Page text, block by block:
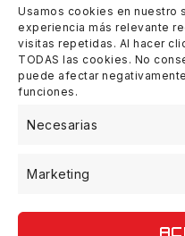
Usamos cookies en nuestro
experiencia más relevante
visitas repetidas. Al hacer
TODAS las cookies. No
puede afectar
funciones.
Necesarias
Marketing
Sábados:
10:00 - 14:00
Domingos:
Cerrado